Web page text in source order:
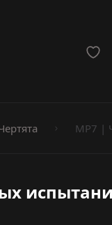
MP7 |